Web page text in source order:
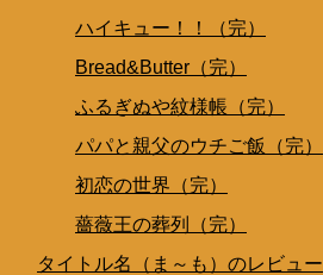
ハイキュー！！（完）
Bread&Butter（完）
ふるぎぬや紋様帳（完）
パパと親父のウチご飯（完）
初恋の世界（完）
薔薇王の葬列（完）
タイトル名（ま～も）のレビュー